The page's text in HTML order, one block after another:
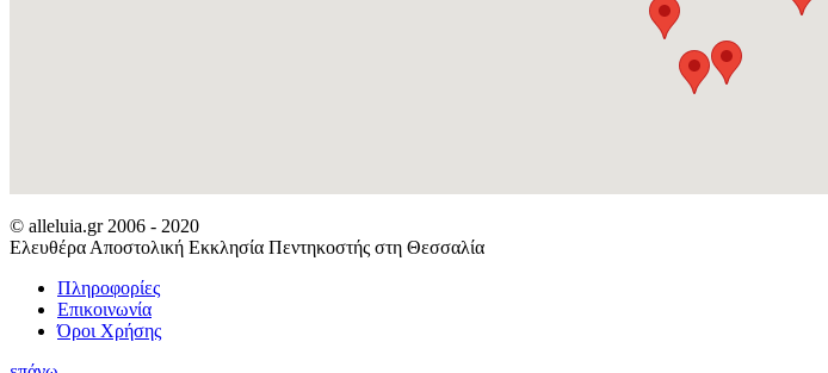
© alleluia.gr 2006 - 2020
Ελευθέρα Αποστολική Εκκλησία Πεντηκοστής στη Θεσσαλία
Πληροφορίες
Επικοινωνία
Όροι Χρήσης